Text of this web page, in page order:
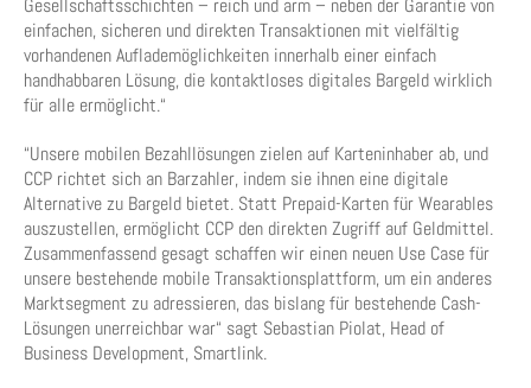
Gesellschaftsschichten – reich und arm – neben der Garantie von
einfachen, sicheren und direkten Transaktionen mit vielfältig
vorhandenen Auflademöglichkeiten innerhalb einer einfach
handhabbaren Lösung, die kontaktloses digitales Bargeld wirklich
für alle ermöglicht.“
“Unsere mobilen Bezahllösungen zielen auf Karteninhaber ab, und
CCP richtet sich an Barzahler, indem sie ihnen eine digitale
Alternative zu Bargeld bietet. Statt Prepaid-Karten für Wearables
auszustellen, ermöglicht CCP den direkten Zugriff auf Geldmittel.
Zusammenfassend gesagt schaffen wir einen neuen Use Case für
unsere bestehende mobile Transaktionsplattform, um ein anderes
Marktsegment zu adressieren, das bislang für bestehende Cash-
Lösungen unerreichbar war“ sagt Sebastian Piolat, Head of
Business Development, Smartlink.